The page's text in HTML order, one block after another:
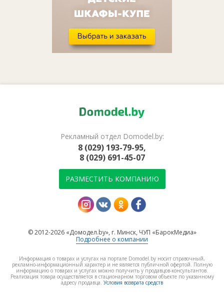
Рекламный отдел Domodel.by:
8 (029) 193-79-95,
8 (029) 691-45-07
РАЗМЕСТИТЬ КОМПАНИЮ
© 2012-2026 «Домодел.by», г. Минск, ЧУП «БарокМедиа»
Подробнее о компании
Информация о товарах и услугах на портале Domodel.by носит справочный,
рекламно-информационный характер и не является публичной офертой. Полную
информацию о товарах и услугах можно получить у продавцов-консультантов.
Реализация товара осуществляется в стационарном торговом объекте по указанному
адресу продавца. Условия возврата средств